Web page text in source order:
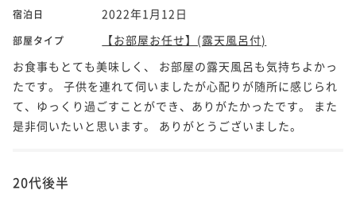
宿泊日 2022年1月12日
部屋タイプ
【お部屋お任せ】(露天風呂付)
お食事もとても美味しく、 お部屋の露天風呂も気持ちよかっ
たです。 子供を連れて伺いましたが心配りが随所に感じられ
て、ゆっくり過ごすことができ、ありがたかったです。 また
是非伺いたいと思います。 ありがとうございました。
20代後半